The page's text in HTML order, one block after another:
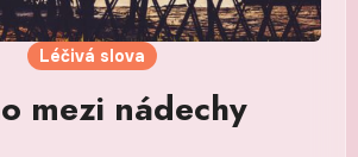
Léčivá slova
mezi nádechy